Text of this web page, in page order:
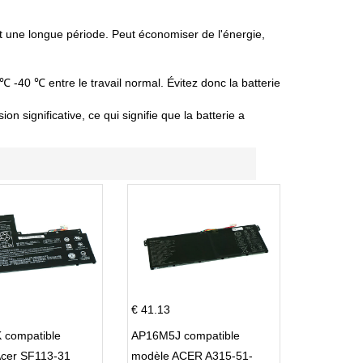
longue période. Peut économiser de l'énergie,
-40 ℃ entre le travail normal. Évitez donc la batterie
significative, ce qui signifie que la batterie a
compatible
SF113-31
€ 41.13
AP16M5J compatible
modèle ACER A315-51-